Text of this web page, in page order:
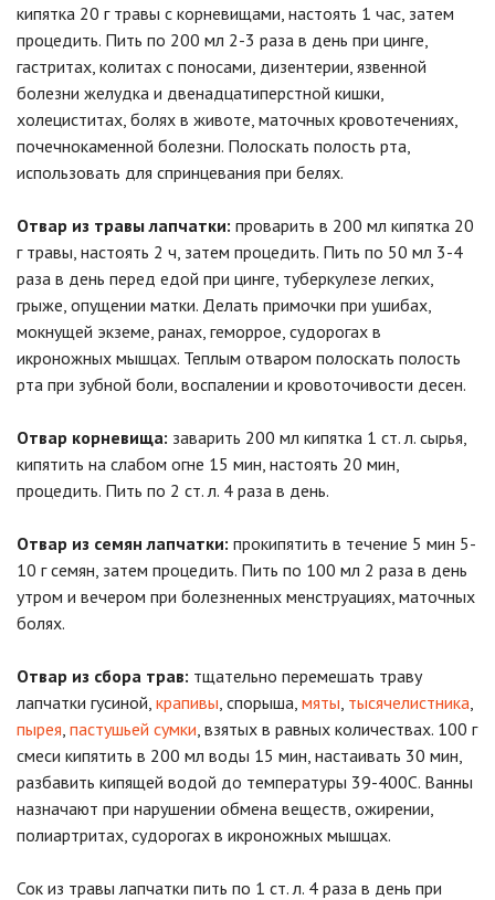
кипятка 20 г травы с корневищами, настоять 1 час, затем
процедить. Пить по 200 мл 2-3 раза в день при цинге,
гастритах, колитах с поносами, дизентерии, язвенной
болезни желудка и двенадцатиперстной кишки,
холециститах, болях в животе, маточных кровотечениях,
почечнокаменной болезни. Полоскать полость рта,
использовать для спринцевания при белях.
Отвар из травы лапчатки: проварить в 200 мл кипятка 20
г травы, настоять 2 ч, затем процедить. Пить по 50 мл 3-4
раза в день перед едой при цинге, туберкулезе легких,
грыже, опущении матки. Делать примочки при ушибах,
мокнущей экземе, ранах, геморрое, судорогах в
икроножных мышцах. Теплым отваром полоскать полость
рта при зубной боли, воспалении и кровоточивости десен.
Отвар корневища: заварить 200 мл кипятка 1 ст. л. сырья,
кипятить на слабом огне 15 мин, настоять 20 мин,
процедить. Пить по 2 ст. л. 4 раза в день.
Отвар из семян лапчатки: прокипятить в течение 5 мин 5-
10 г семян, затем процедить. Пить по 100 мл 2 раза в день
утром и вечером при болезненных менструациях, маточных
болях.
Отвар из сбора трав: тщательно перемешать траву
лапчатки гусиной, крапивы , спорыша, мяты тысячелистника
пырея пастушьей сумки , взятых в равных количествах. 100 г
смеси кипятить в 200 мл воды 15 мин, настаивать 30 мин,
разбавить кипящей водой до температуры 39-400С. Ванны
назначают при нарушении обмена веществ, ожирении,
полиартритах, судорогах в икроножных мышцах.
Сок из травы лапчатки пить по 1 ст. л. 4 раза в день при